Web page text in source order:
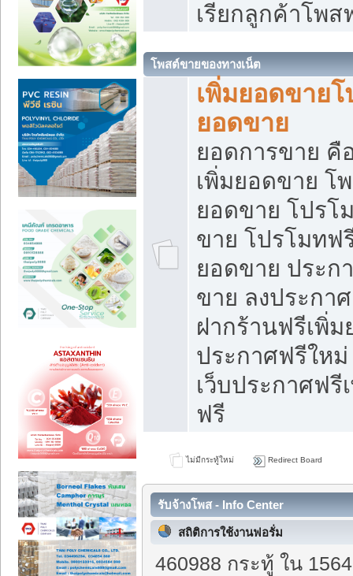
เรียกลูกค้าโพส
โพสต์ขายของทางเน็ต
เพิ่มยอดขาย
ยอดขาย
ยอดการขาย คื
เพิ่มยอดขาย โ
ยอดขาย โปรโ
ขาย โปรโมทฟ
ยอดขาย ประก
ขาย ลงประกา
ฝากร้านฟรีเพิ่ม
ประกาศฟรีให
เว็บประกาศฟรี
ฟรี
ไม่มีกระทู้ใหม่ Redirect Board
รับจ้างโพส - Info Center
สถิติการใช้งานฟอรั่ม
460988 กระทู้ ใน